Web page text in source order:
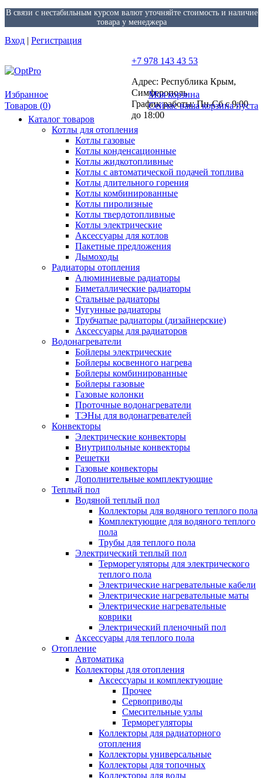
В связи с нестабильным курсом валют уточняйте стоимость и наличие
товара у менеджера
Вход | Регистрация
+7 978 143 43 53
Адрес: Республика Крым,
Симферополь
График работы: Пн-Сб с 9:00
до 18:00
Избранное
Товаров (0)
Моя корзина
Сейчас ваша корзина пуста
Каталог товаров
Котлы для отопления
Котлы газовые
Котлы конденсационные
Котлы жидкотопливные
Котлы с автоматической подачей топлива
Котлы длительного горения
Котлы комбинированные
Котлы пиролизные
Котлы твердотопливные
Котлы электрические
Аксессуары для котлов
Пакетные предложения
Дымоходы
Радиаторы отопления
Алюминиевые радиаторы
Биметаллические радиаторы
Стальные радиаторы
Чугунные радиаторы
Трубчатые радиаторы (дизайнерские)
Аксессуары для радиаторов
Водонагреватели
Бойлеры электрические
Бойлеры косвенного нагрева
Бойлеры комбинированные
Бойлеры газовые
Газовые колонки
Проточные водонагреватели
ТЭНы для водонагревателей
Конвекторы
Электрические конвекторы
Внутрипольные конвекторы
Решетки
Газовые конвекторы
Дополнительные комплектующие
Теплый пол
Водяной теплый пол
Коллекторы для водяного теплого пола
Комплектующие для водяного теплого
пола
Трубы для теплого пола
Электрический теплый пол
Терморегуляторы для электрического
теплого пола
Электрические нагревательные кабели
Электрические нагревательные маты
Электрические нагревательные
коврики
Электрический пленочный пол
Аксессуары для теплого пола
Отопление
Автоматика
Коллекторы для отопления
Аксессуары и комплектующие
Прочее
Сервоприводы
Смесительные узлы
Терморегуляторы
Коллекторы для радиаторного
отопления
Коллекторы универсальные
Коллекторы для топочных
Коллекторы для воды